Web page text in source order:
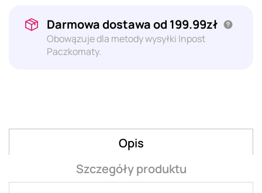
Darmowa dostawa od 199.99zł
Obowązuje dla metody wysyłki Inpost
Paczkomaty.
Opis
Szczegóły produktu